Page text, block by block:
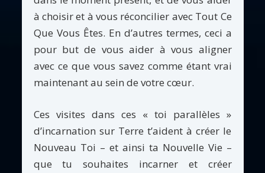
à choisir et à vous réconcilier avec Tout Ce
Que Vous Êtes. En d’autres termes, ceci a
pour but de vous aider à vous aligner
avec ce que vous savez comme étant vrai
maintenant au sein de votre cœur.
Ces visites dans ces « toi parallèles »
d’incarnation sur Terre t’aident à créer le
Nouveau Toi – et ainsi ta Nouvelle Vie –
que tu souhaites incarner et créer